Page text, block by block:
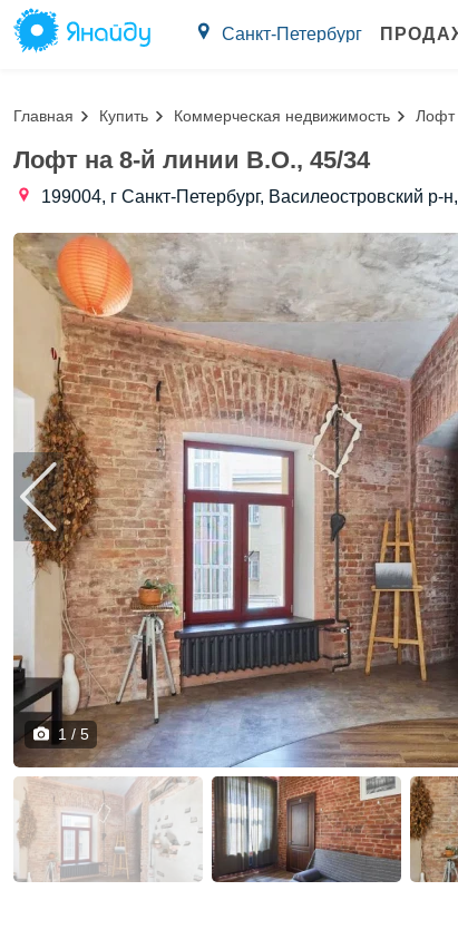
Санкт-Петербург
Главная Купить Коммерческая недвижимость Лофт
Лофт на 8-й линии В.О., 45/34
199004, г Санкт-Петербург, Василеостровский
1 / 5